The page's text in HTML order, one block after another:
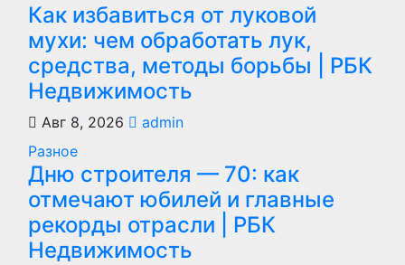
Как избавиться от луковой
мухи: чем обработать лук,
средства, методы борьбы | РБК
Недвижимость
Авг 8, 2026
admin
Разное
Дню строителя — 70: как
отмечают юбилей и главные
рекорды отрасли | РБК
Недвижимость